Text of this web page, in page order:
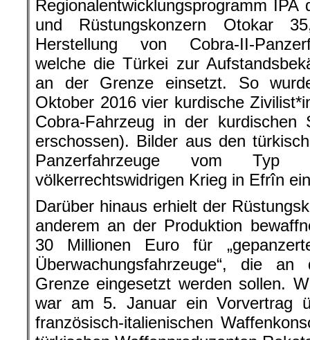
Cobra-Fahrzeug in der kurdischen
erschossen). Bilder aus den
Panzerfahrzeuge vom
völkerrechtswidrigen Krieg in Efrîn
Darüber hinaus erhielt der
anderem an der Produktion
30 Millionen Euro für
Überwachungsfahrzeuge“, die an
Grenze eingesetzt werden sollen.
war am 5. Januar ein Vorvertrag
französisch-italienischen
türkischen Waffenproduzenten
der Produktion von
türkischen Regimechefs in
Millionen Euro aus dem EU-
niederländisches Unternehmen, das
die Türkei herstellte.